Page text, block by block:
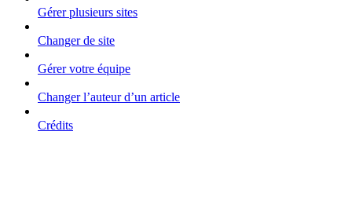
Gérer plusieurs sites
Changer de site
Gérer votre équipe
Changer l’auteur d’un article
Crédits